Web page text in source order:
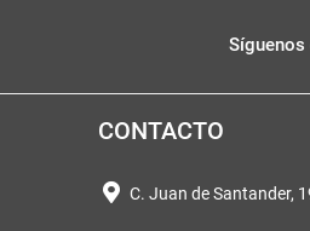
Síguenos
CONTACTO
C. Juan de Santander,